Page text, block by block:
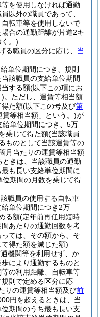
を使用しなければ通勤
以外の職員であって、
転車等を使用しないで
合の通勤距離が片道2キ
。)
る職員の区分に応じ、 当
単位期間につき、規則
該職員の支給単位期間
する額(以下この項にお
)。 ただし、運賃等相当額
た額(以下この号及び第
等相当額」という。)が
単位期間につき、5万
乗じて得た額(当該職員
ものとして当該運賃等の
月当たりの運賃等相当額
きは、当該職員の通勤
も長い支給単位期間に
期間の月数を乗じて得
職員の使用する自転車
単位期間につき2万
る額(定年前再任用短時
あたりの通勤回数を考
ては、その額から、そ
得た額を減じた額)
機関等を利用せず、か
により通勤するものと
の利用距離、自転車等
則で定める区分に応
りの運賃等相当額及び前
円を超えるときは、当
期間のうち最も長い支